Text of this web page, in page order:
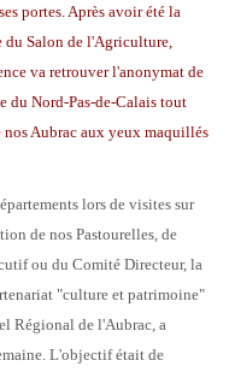
portes. Après avoir été la
du Salon de l'Agriculture,
va retrouver l'anonymat de
du Nord-Pas-de-Calais tout
nos Aubrac aux yeux maquillés
lors de visites sur
de nos Pastourelles, de
ou du Comité Directeur, la
"culture et patrimoine"
Régional de l'Aubrac, a
L'objectif était de